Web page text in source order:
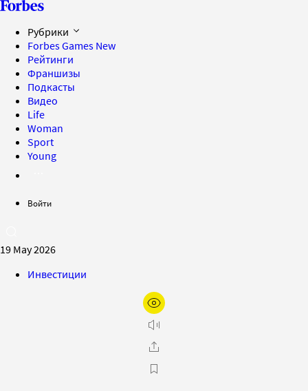
Рубрики
Forbes Games New
Рейтинги
Франшизы
Подкасты
Видео
Life
Woman
Sport
Young
Войти
19 May 2026
Инвестиции